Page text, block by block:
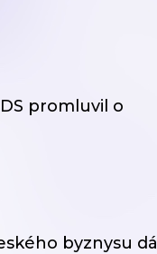
promluvil o
byznysu dál